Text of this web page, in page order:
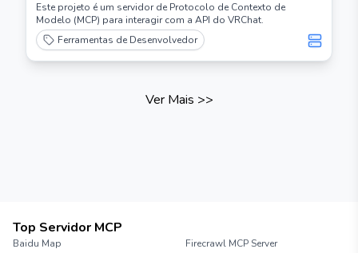
Este projeto é um servidor de Protocolo de Contexto de
Modelo (MCP) para interagir com a API do VRChat.
Ferramentas de Desenvolvedor
Ver Mais >>
Top Servidor MCP
Baidu Map
Firecrawl MCP Server